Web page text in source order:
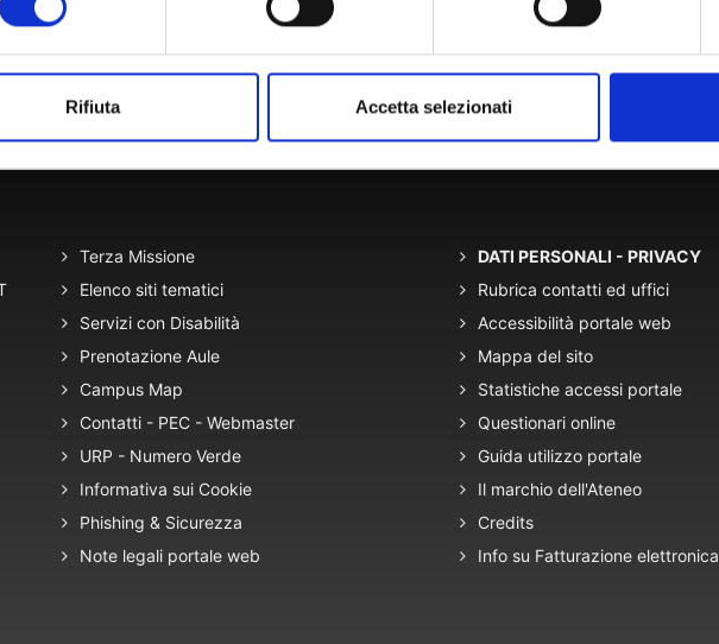
Rifiuta Accetta selezionati
alle 18:00 e Sab. dalle 9:00 alle 13:00
Terza Missione
Elenco siti tematici
Servizi con Disabilità
Prenotazione Aule
Campus Map
Contatti - PEC - Webmaster
URP - Numero Verde
Informativa sui Cookie
Phishing & Sicurezza
Note legali portale web
DATI PERSONALI - PRIVACY
Rubrica contatti ed uffici
Accessibilità portale web
Mappa del sito
Statistiche accessi portale
Questionari online
Guida utilizzo portale
Il marchio dell'Ateneo
Credits
Info su Fatturazione elettronica